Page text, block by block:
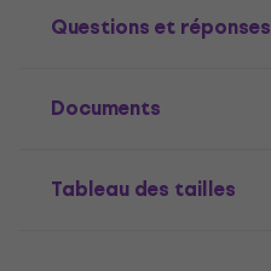
Questions et réponses
Documents
Tableau des tailles